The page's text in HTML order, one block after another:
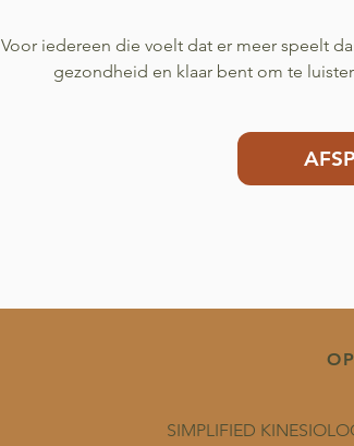
Voor iedereen die voelt dat er meer speelt
gezondheid en klaar bent om te
SIMPLIFIED